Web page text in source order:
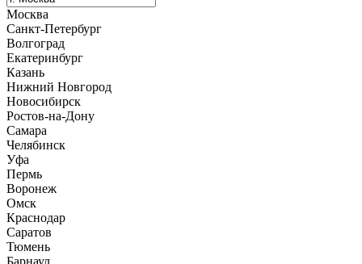
Москва
Санкт-Петербург
Волгоград
Екатеринбург
Казань
Нижний Новгород
Новосибирск
Ростов-на-Дону
Самара
Челябинск
Уфа
Пермь
Воронеж
Омск
Краснодар
Саратов
Тюмень